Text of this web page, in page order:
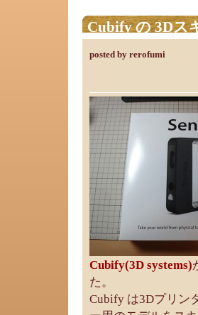
Cubify の 3Dス
posted by rerofumi
Cubify(3D systems)
た。
Cubify は3Dプリン